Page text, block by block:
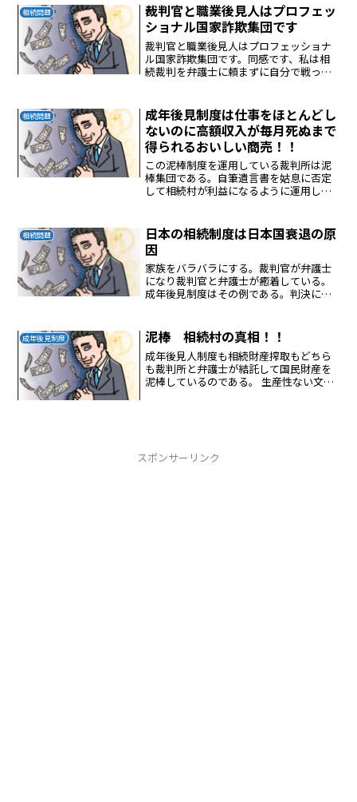
相続問題
裁判官と職業後見人はプロフェッ
ショナル国家詐欺集団です
裁判官と職業後見人はプロフェッショナ
ル国家詐欺集団です。同感です、私は相
続裁判を弁護士に頼まずに自分で戦って
ていることがわかりました。
相続問題
成年後見制度は仕事をほとんどし
ないのに高額収入が毎月死ぬまで
得られるおいしい商売！！
この泥棒制度を運用している裁判所は泥
棒集団である。自筆遺言書を姑息に否定
して相続村が利益になるように運用して
相続問題
日本の相続制度は日本国衰退の原
因
家族をバラバラにする。裁判官が弁護士
になり裁判官と弁護士が癒着している。
成年後見制度はその例である。判決にも
成年後見制度 泥棒 相続村の真相！！
成年後見人制度も相続財産搾取もどちら
も裁判所と弁護士が結託して国民財産を
泥棒しているのである。 生産性ない文系
スポンサーリンク